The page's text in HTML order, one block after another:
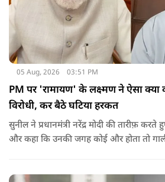
05 Aug, 2026 03:51 PM
PM पर 'रामायण' के लक्ष्मण ने ऐसा क्या
विरोधी, कर बैठे घटिया हरकत
सुनील ने प्रधानमंत्री नरेंद्र मोदी की तारीफ़ करते
और कहा कि उनकी जगह कोई और होता तो